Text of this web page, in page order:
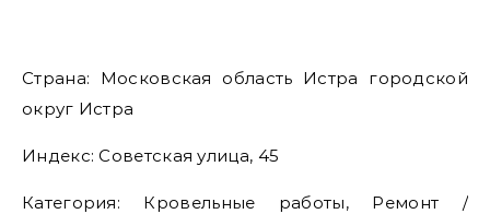
Страна: Московская область Истра городской
округ Истра
Индекс: Советская улица, 45
Категория: Кровельные работы, Ремонт /